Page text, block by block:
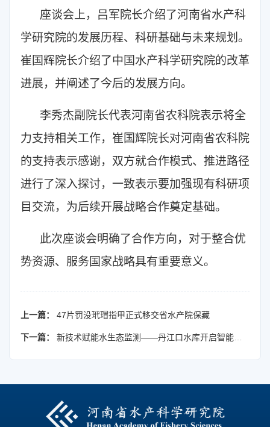
座谈会上，吕军院长介绍了河南省水产科
学研究院的发展历程、科研基础与未来规划。
崔国辉院长介绍了中国水产科学研究院的改革
进展，并阐述了今后的发展方向。
李秀杰副院长代表河南省农科院表示将全
力支持相关工作，崔国辉院长对河南省农科院
的支持表示感谢，双方就合作模式、推进路径
进行了深入探讨，一致表示要加强现有科研项
目交流，为后续开展战略合作奠定基础。
此次座谈会明确了合作方向，对于整合优
势资源、服务国家战略具有重要意义。
上一篇： 47片罚没玳瑁指甲正式移交省水产院保藏
下一篇： 新技术赋能水生态监测——丹江口水库开启智能化精准监测新模式